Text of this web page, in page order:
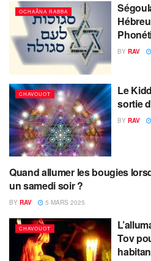
OCHAÂNA RABBA
BY RAV
CHAVOUOT
Le
sortie
BY RAV
CHAVOUOT
Quand allumer les bougies
un samedi soir ?
BY RAV 5 MARS 2025
CHAVOUOT
Tov